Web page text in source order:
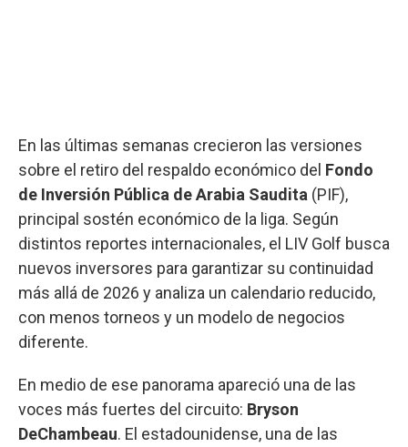
En las últimas semanas crecieron las versiones
sobre el retiro del respaldo económico del Fondo
de Inversión Pública de Arabia Saudita (PIF),
principal sostén económico de la liga. Según
distintos reportes internacionales, el LIV Golf busca
nuevos inversores para garantizar su continuidad
más allá de 2026 y analiza un calendario reducido,
con menos torneos y un modelo de negocios
diferente.
En medio de ese panorama apareció una de las
voces más fuertes del circuito: Bryson
DeChambeau. El estadounidense, una de las